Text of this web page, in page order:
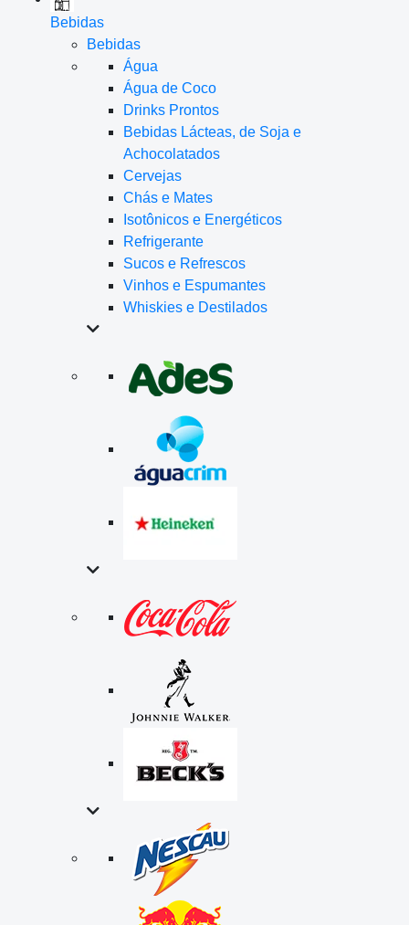
Bebidas
Bebidas
Água
Água de Coco
Drinks Prontos
Bebidas Lácteas, de Soja e
Achocolatados
Cervejas
Chás e Mates
Isotônicos e Energéticos
Refrigerante
Sucos e Refrescos
Vinhos e Espumantes
Whiskies e Destilados